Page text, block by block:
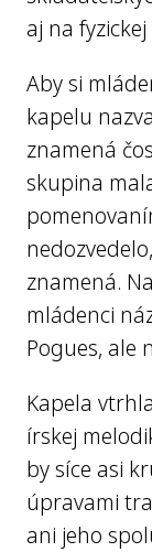
aj na
Aby si
kapelu
znamená
skupina
znamená.
mládenci
Pogues, ale
Kapela
írskej
by síce asi
úpravami
ani jeho